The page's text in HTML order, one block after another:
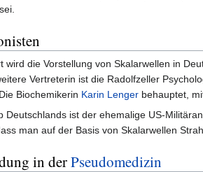
wird die Vorstellung von Skalarwellen in
Vertreterin ist die Radolfzeller
Biochemikerin Karin Lenger behauptet,
Deutschlands ist der ehemalige US-
man auf der Basis von Skalarwellen
in derPseudomedizin